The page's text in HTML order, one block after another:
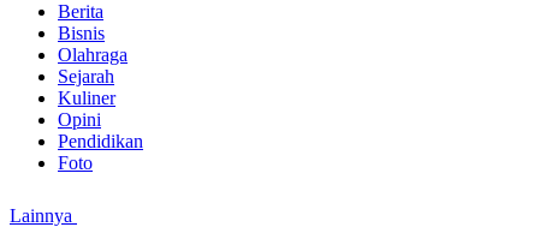
Berita
Bisnis
Olahraga
Sejarah
Kuliner
Opini
Pendidikan
Foto
Lainnya